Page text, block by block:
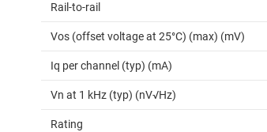
Rail-to-rail
Vos (offset voltage at 25°C) (max) (mV)
Iq per channel (typ) (mA)
Vn at 1 kHz (typ) (nV√Hz)
Rating